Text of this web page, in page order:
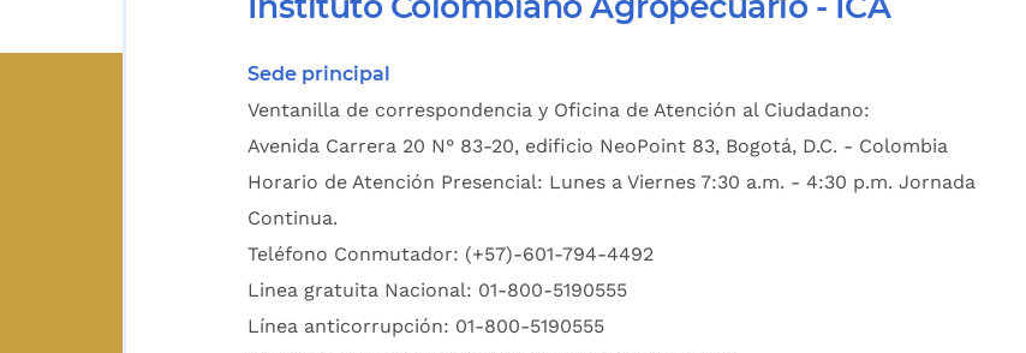
Sede principal
Ventanilla de correspondencia y Oficina de Atención al Ciudadano:
Avenida Carrera 20 N° 83-20, edificio NeoPoint 83, Bogotá, D.C. - Colombia
Horario de Atención Presencial: Lunes a Viernes 7:30 a.m. - 4:30 p.m. Jornada
Continua.
Teléfono Conmutador: (+57)-601-794-4492
Linea gratuita Nacional: 01-800-5190555
Línea anticorrupción: 01-800-5190555